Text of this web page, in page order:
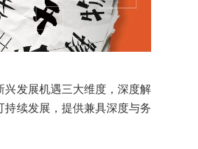
发展机遇三大维度，深度解
续发展，提供兼具深度与务